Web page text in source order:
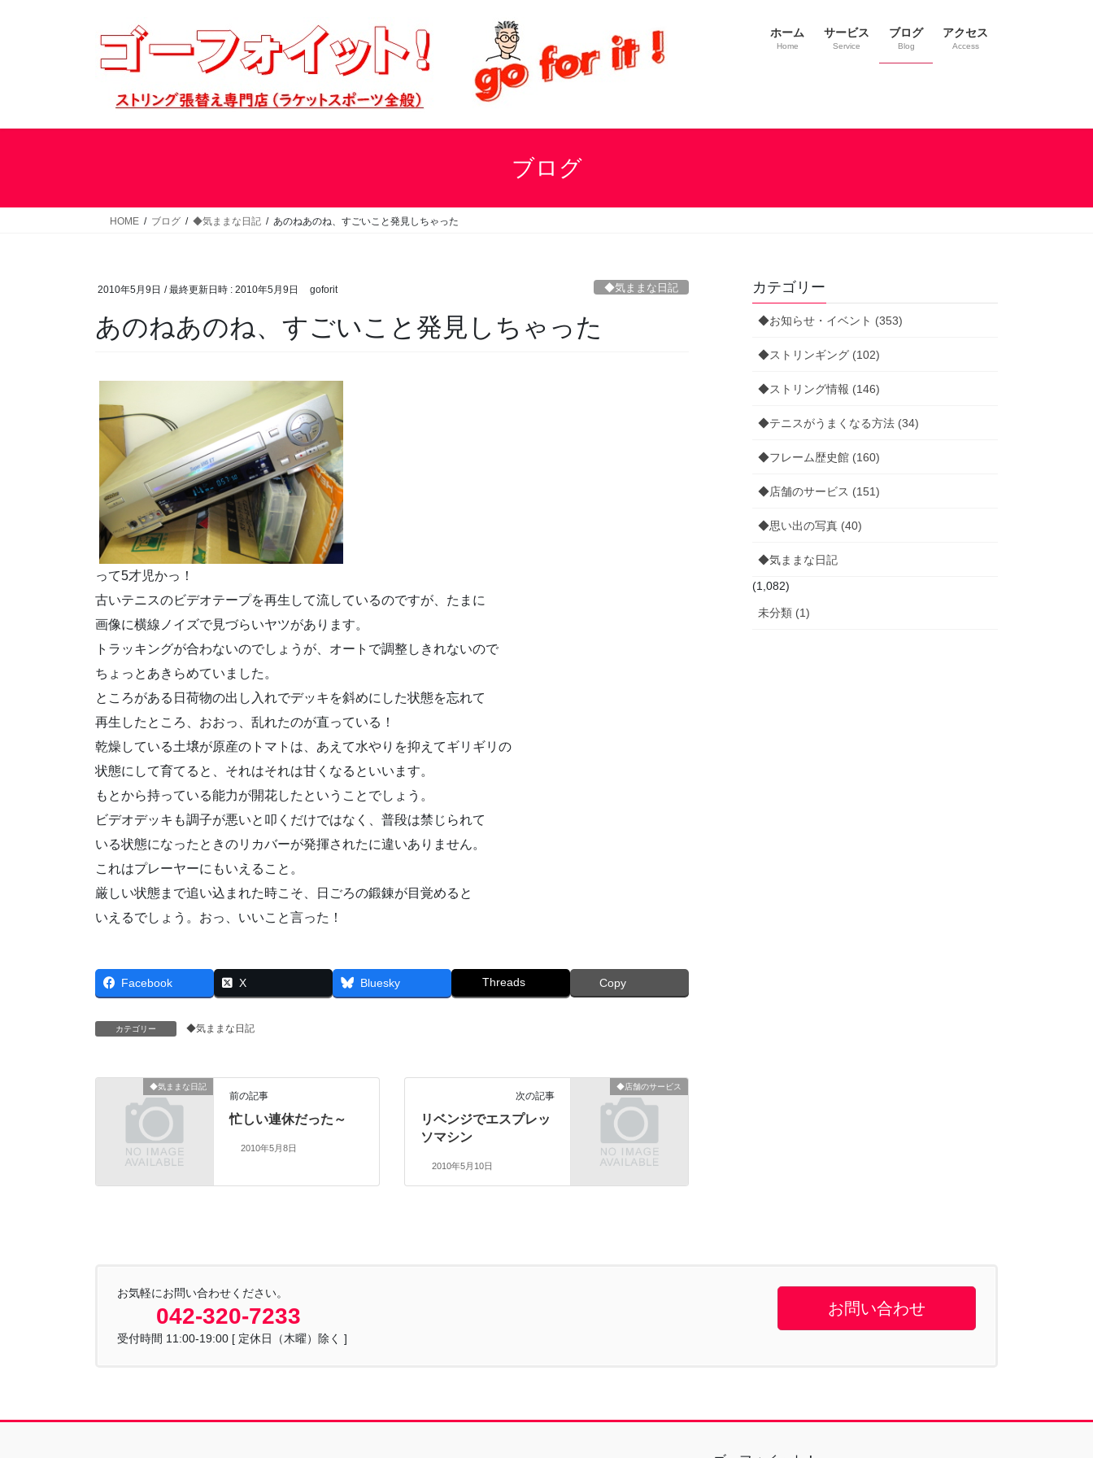
ス
ン
ホーム
Home
サービス
Service
ブログ
Blog
アクセス
Access
ブログ
HOME ブログ ◆気ままな日記 あのねあのね、すごいこと発見しちゃった
2010年5月9日 / 最終更新日時 : 2010年5月9日 goforit ◆気ままな日記
あのねあのね、すごいこと発見しちゃった
って5才児かっ！
古いテニスのビデオテープを再生して流しているのですが、たまに
画像に横線ノイズで見づらいヤツがあります。
トラッキングが合わないのでしょうが、オートで調整しきれないので
ちょっとあきらめていました。
ところがある日荷物の出し入れでデッキを斜めにした状態を忘れて
再生したところ、おおっ、乱れたのが直っている！
乾燥している土壌が原産のトマトは、あえて水やりを抑えてギリギリの
状態にして育てると、それはそれは甘くなるといいます。
もとから持っている能力が開花したということでしょう。
ビデオデッキも調子が悪いと叩くだけではなく、普段は禁じられて
いる状態になったときのリカバーが発揮されたに違いありません。
これはプレーヤーにもいえること。
厳しい状態まで追い込まれた時こそ、日ごろの鍛錬が目覚めると
いえるでしょう。おっ、いいこと言った！
Facebook X Bluesky Threads Copy
カテゴリー ◆気ままな日記
◆気ままな日記
前の記事
忙しい連休だった～
2010年5月8日
◆店舗のサービス
次の記事
リベンジでエスプレッ
ソマシン
2010年5月10日
カテゴリー
◆お知らせ・イベント (353)
◆ストリンギング (102)
◆ストリング情報 (146)
◆テニスがうまくなる方法 (34)
◆フレーム歴史館 (160)
◆店舗のサービス (151)
◆思い出の写真 (40)
◆気ままな日記
(1,082)
未分類 (1)
お気軽にお問い合わせください。
042-320-7233
受付時間 11:00-19:00 [ 定休日（木曜）除く ]
お問い合わせ